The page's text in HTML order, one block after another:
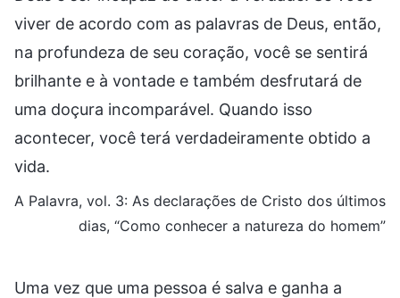
viver de acordo com as palavras de Deus, então,
na profundeza de seu coração, você se sentirá
brilhante e à vontade e também desfrutará de
uma doçura incomparável. Quando isso
acontecer, você terá verdadeiramente obtido a
vida.
A Palavra, vol. 3: As declarações de Cristo dos últimos
dias, “Como conhecer a natureza do homem”
Uma vez que uma pessoa é salva e ganha a